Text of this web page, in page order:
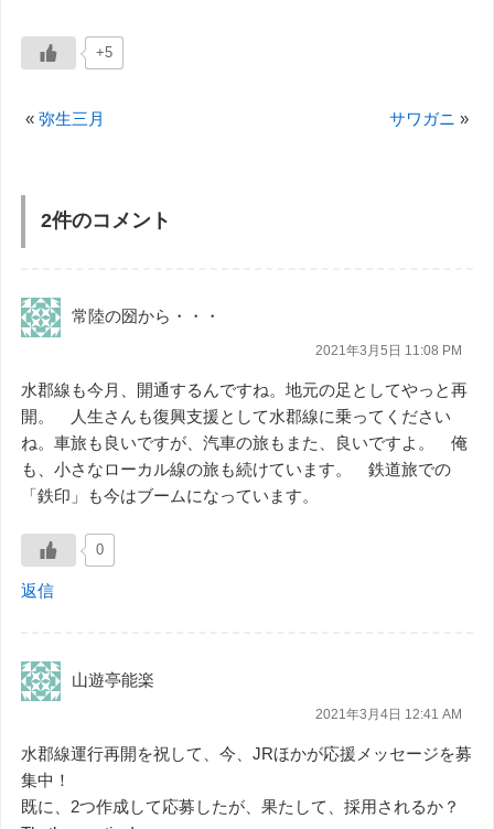
+5
« 弥生三月 サワガニ »
2件のコメント
常陸の圀から・・・
2021年3月5日 11:08 PM
水郡線も今月、開通するんですね。地元の足としてやっと再
開。 人生さんも復興支援として水郡線に乗ってください
ね。車旅も良いですが、汽車の旅もまた、良いですよ。 俺
も、小さなローカル線の旅も続けています。 鉄道旅での
「鉄印」も今はブームになっています。
0
返信
山遊亭能楽
2021年3月4日 12:41 AM
水郡線運行再開を祝して、今、JRほかが応援メッセージを募
集中！
既に、2つ作成して応募したが、果たして、採用されるか？